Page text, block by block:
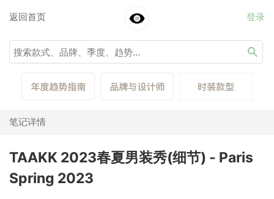
返回首页 登录
笔记详情
TAAKK 2023春夏男装秀(细节) - Paris
Spring 2023